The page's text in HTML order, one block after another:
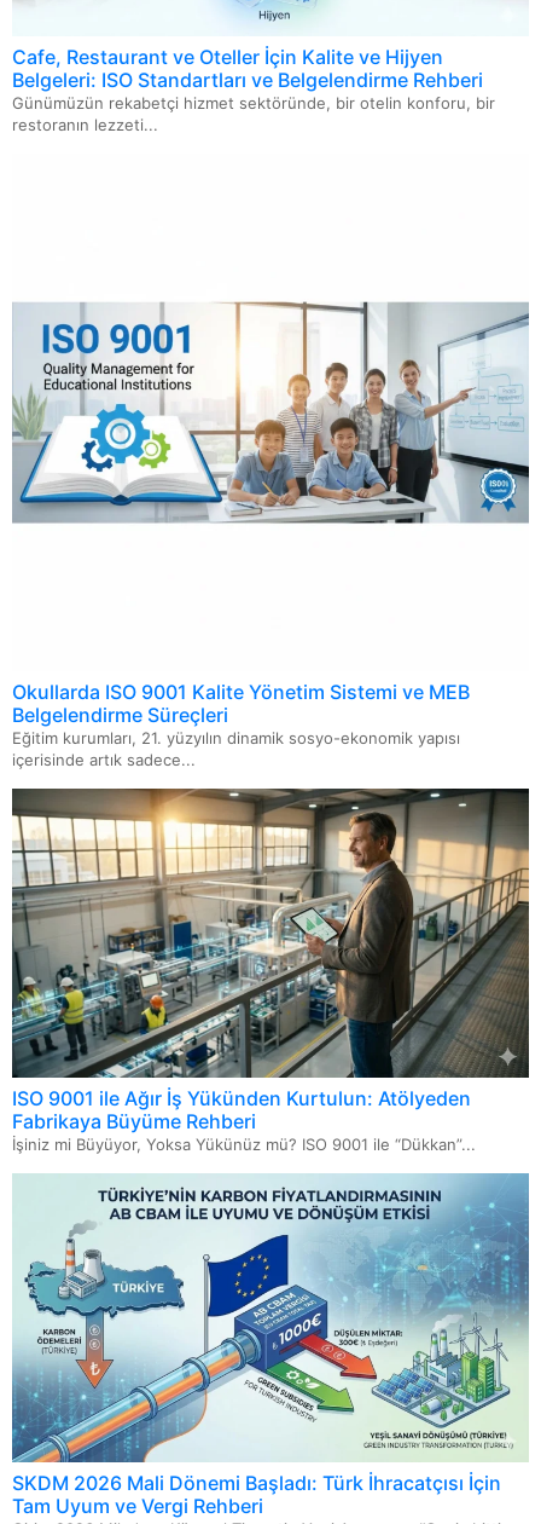
ISO 14067 Ürün Karbon Ayak İzi
ISO 46001 Su Verimliliği Yönetim Sistemi
ISO 20000 Bilgi Teknolojileri Hizmet Yönetimi Sistemi
ISO 22716 Kozmetik GMP-İyi Üretim Uygulamaları
Cafe, Restaurant ve Oteller İçin Kalite ve Hijyen
Belgeleri: ISO Standartları ve Belgelendirme Rehberi
Günümüzün rekabetçi hizmet sektöründe, bir otelin konforu, bir
restoranın lezzeti...
Okullarda ISO 9001 Kalite Yönetim Sistemi ve MEB
Belgelendirme Süreçleri
Eğitim kurumları, 21. yüzyılın dinamik sosyo-ekonomik yapısı
içerisinde artık sadece...
ISO 9001 ile Ağır İş Yükünden Kurtulun: Atölyeden
Fabrikaya Büyüme Rehberi
İşiniz mi Büyüyor, Yoksa Yükünüz mü? ISO 9001 ile “Dükkan”...
SKDM 2026 Mali Dönemi Başladı: Türk İhracatçısı İçin
Tam Uyum ve Vergi Rehberi